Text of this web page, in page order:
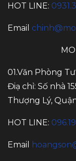
HOT LINE:
Email
01.Văn Phòng
Điạ chỉ: Số nhà
Thượng Lý,
HOT LINE:
Email